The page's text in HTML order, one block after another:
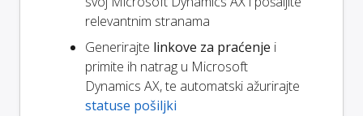
relevantnim stranama
Generirajte linkove za praćenje i
primite ih natrag u Microsoft
Dynamics AX, te automatski ažurirajte
statuse pošiljki